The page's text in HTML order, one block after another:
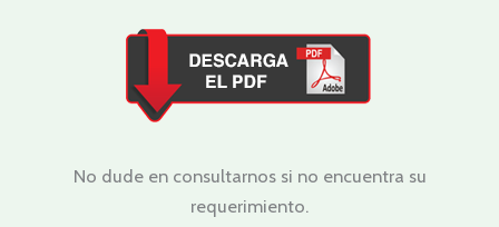
No dude en consultarnos si no encuentra su
requerimiento.